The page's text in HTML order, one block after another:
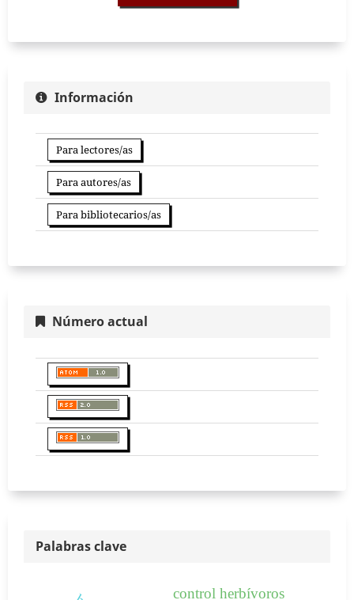
Información
Para lectores/as
Para autores/as
Para bibliotecarios/as
Número actual
Palabras clave
control herbívoros